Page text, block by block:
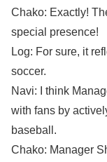
Chako: Exactly!
special presence!
Log: For sure, it
soccer.
Navi: I think
with fans by
baseball.
Chako: Manager